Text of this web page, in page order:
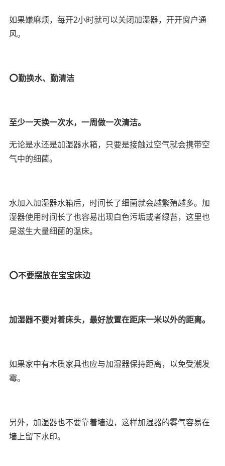
如果嫌麻烦，每开2小时就可以关闭加湿器，开开窗户通
风。
⭕️勤换水、勤清洁
至少一天换一次水，一周做一次清洁。
无论是水还是加湿器水箱，只要是接触过空气就会携带空
气中的细菌。
水加入加湿器水箱后，时间长了细菌就会越繁殖越多。加
湿器使用时间长了也容易出现白色污垢或者绿苔，这里也
是滋生大量细菌的温床。
⭕️不要摆放在宝宝床边
加湿器不要对着床头，最好放置在距床一米以外的距离。
如果家中有木质家具也应与加湿器保持距离，以免受潮发
霉。
另外，加湿器也不要靠着墙边，这样加湿器的雾气容易在
墙上留下水印。